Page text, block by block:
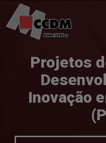
content
Projetos
Inovação